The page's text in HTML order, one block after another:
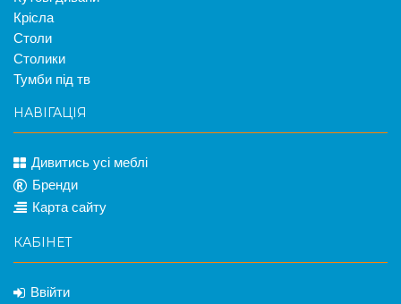
Крісла
Столи
Столики
Тумби під тв
НАВІГАЦІЯ
Дивитись усі меблі
Бренди
Карта сайту
КАБІНЕТ
Ввійти